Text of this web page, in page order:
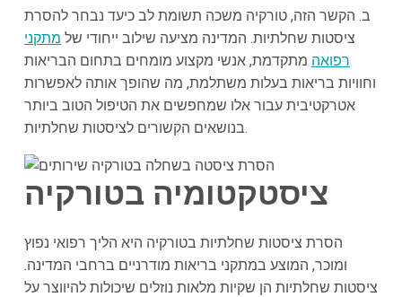
ב. הקשר הזה, טורקיה משכה תשומת לב כיעד נבחר להסרת
ציסטות שחלתיות. המדינה מציעה שילוב ייחודי של מתקני
רפואה מתקדמת, אנשי מקצוע מומחים בתחום הבריאות
וחוויות בריאות בעלות משתלמת, מה שהופך אותה לאפשרות
אטרקטיבית עבור אלו שמחפשים את הטיפול הטוב ביותר
בנושאים הקשורים לציסטות שחלתיות.
ציסטקטומיה בטורקיה
הסרת ציסטות שחלתיות בטורקיה היא הליך רפואי נפוץ
ומוכר, המוצע במתקני בריאות מודרניים ברחבי המדינה.
ציסטות שחלתיות הן שקיות מלאות נוזלים שיכולות להיווצר על